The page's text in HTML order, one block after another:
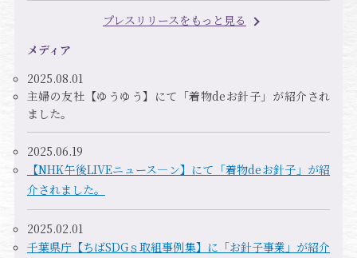
プレスリリースをもっと見る
メディア
2025.08.01
主婦の友社【ゆうゆう】にて「着物deお針子」が紹介され
ました。
2025.06.19
【NHK午後LIVEニュース―ン】にて「着物deお針子」が紹
介されました。
2025.02.01
千葉県庁【ちばSDGｓ取組事例集】に「お針子事業」が紹介